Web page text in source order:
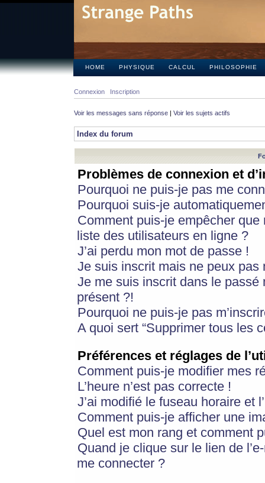
HOME PHYSIQUE CALCUL PHILOSOPHIE
Connexion Inscription
Voir les messages sans réponse | Voir les sujets actifs
Index du forum
Problèmes de connexion et
Pourquoi ne puis-je pas me
Pourquoi suis-je
Comment puis-je empêcher
liste des utilisateurs en ligne ?
J’ai perdu mon mot de passe !
Je suis inscrit mais ne peux pas
Je me suis inscrit dans le
présent ?!
Pourquoi ne puis-je pas
A quoi sert “Supprimer tous les
Préférences et réglages de
Comment puis-je modifier mes
L’heure n’est pas correcte !
J’ai modifié le fuseau horaire et
Comment puis-je afficher une
Quel est mon rang et comment
Quand je clique sur le lien de
me connecter ?